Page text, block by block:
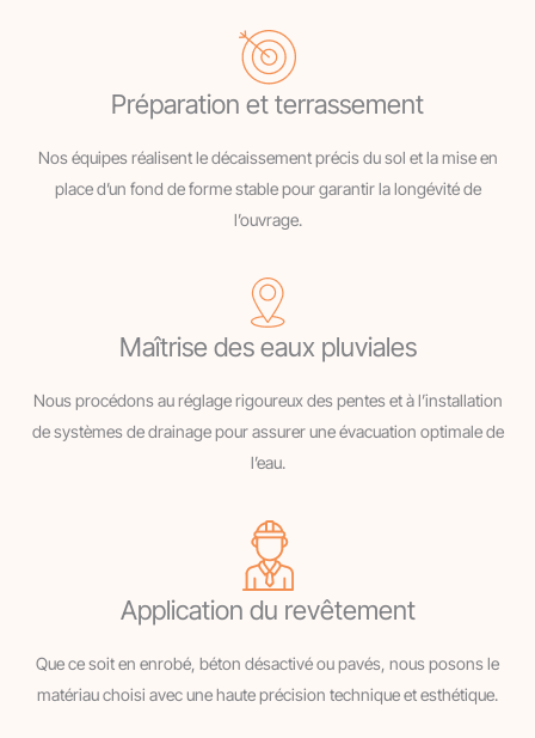
Préparation et terrassement
Nos équipes réalisent le décaissement précis du sol et la mise en
place d’un fond de forme stable pour garantir la longévité de
l’ouvrage.
Maîtrise des eaux pluviales
Nous procédons au réglage rigoureux des pentes et à l’installation
de systèmes de drainage pour assurer une évacuation optimale de
l’eau.
Application du revêtement
Que ce soit en enrobé, béton désactivé ou pavés, nous posons le
matériau choisi avec une haute précision technique et esthétique.